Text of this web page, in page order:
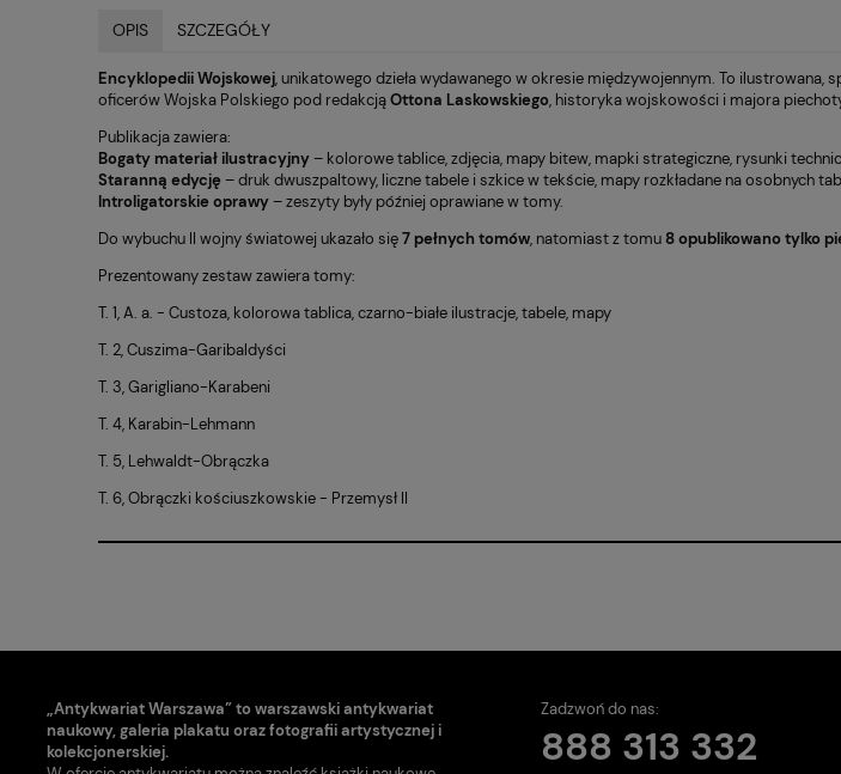
OPIS SZCZEGÓŁY
Encyklopedii Wojskowej, unikatowego dzieła wydawanego w okresie międzywojennym. To
oficerów Wojska Polskiego pod redakcjąOttona Laskowskiego, historyka wojskowości i majora
Publikacja zawiera:
Bogaty materiał ilustracyjny– kolorowe tablice, zdjęcia, mapy bitew, mapki strategiczne, rysunki
Staranną edycję– druk dwuszpaltowy, liczne tabele i szkice w tekście, mapy rozkładane na osobnych
Introligatorskie oprawy– zeszyty były później oprawiane w tomy.
Do wybuchu II wojny światowej ukazało się7 pełnych tomów, natomiast z tomu 8 opublikowano tylko
Prezentowany zestaw zawiera tomy:
T. 1, A. a. - Custoza, kolorowa tablica, czarno-białe ilustracje, tabele, mapy
T. 2, Cuszima-Garibaldyści
T. 3, Garigliano-Karabeni
T. 4, Karabin-Lehmann
T. 5, Lehwaldt-Obrączka
T. 6, Obrączki kościuszkowskie - Przemysł II
„Antykwariat Warszawa” to warszawski antykwariat
naukowy, galeria plakatu oraz fotografii artystycznej i
kolekcjonerskiej.
Zadzwoń do nas:
888 313 332